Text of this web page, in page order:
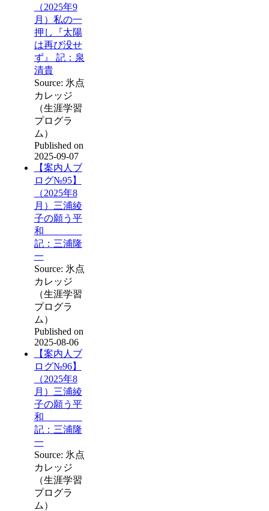
（2025年9
月）私の一
押し『太陽
は再び没せ
ず』 記：泉
清貴
Source: 氷点
カレッジ
（生涯学習
プログラ
ム）
Published on
2025-09-07
【案内人ブ
ログ№95】
（2025年8
月）三浦綾
子の願う平
和
記：三浦隆
一
Source: 氷点
カレッジ
（生涯学習
プログラ
ム）
Published on
2025-08-06
【案内人ブ
ログ№96】
（2025年8
月）三浦綾
子の願う平
和
記：三浦隆
一
Source: 氷点
カレッジ
（生涯学習
プログラ
ム）